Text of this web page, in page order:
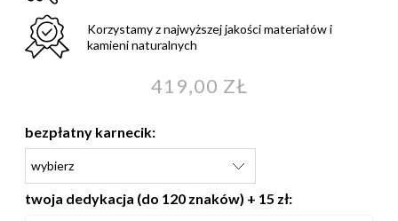
Korzystamy z najwyższej jakości materiałów i
kamieni naturalnych
419,00 ZŁ
bezpłatny karnecik:
twoja dedykacja (do 120 znaków) + 15 zł: